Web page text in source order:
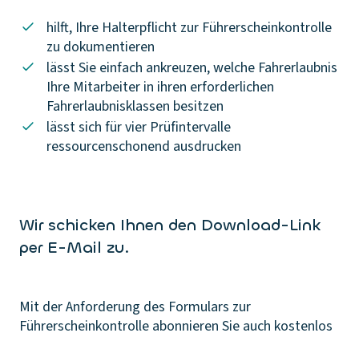
hilft, Ihre Halterpflicht zur Führerscheinkontrolle
zu dokumentieren
lässt Sie einfach ankreuzen, welche Fahrerlaubnis
Ihre Mitarbeiter in ihren erforderlichen
Fahrerlaubnisklassen besitzen
lässt sich für vier Prüfintervalle
ressourcenschonend ausdrucken
Wir schicken Ihnen den Download-Link
per E-Mail zu.
Mit der Anforderung des Formulars zur
Führerscheinkontrolle abonnieren Sie auch kostenlos